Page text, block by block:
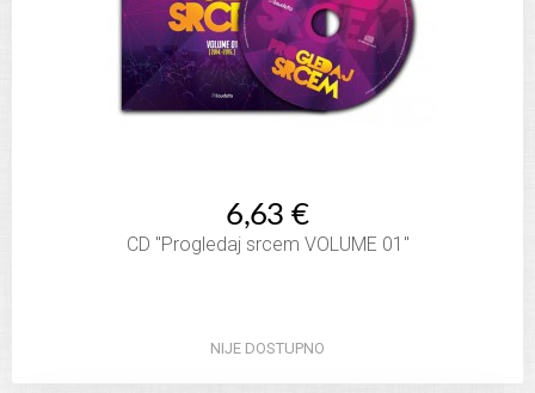
6,63 €
CD "Progledaj srcem VOLUME 01"
NIJE DOSTUPNO